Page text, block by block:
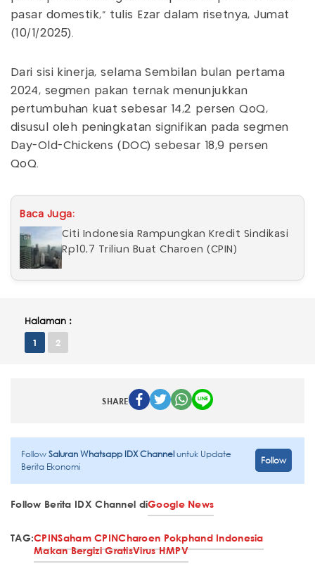
pasar domestik,” tulis Ezar dalam risetnya, Jumat
(10/1/2025).
Dari sisi kinerja, selama Sembilan bulan pertama
2024, segmen pakan ternak menunjukkan
pertumbuhan kuat sebesar 14,2 persen QoQ,
disusul oleh peningkatan signifikan pada segmen
Day-Old-Chickens (DOC) sebesar 18,9 persen
QoQ.
Baca Juga:
Citi Indonesia Rampungkan Kredit Sindikasi
Rp10,7 Triliun Buat Charoen (CPIN)
Halaman :
1 2
SHARE
FollowSaluran Whatsapp IDX Channeluntuk Update
Berita Ekonomi
Follow
Follow Berita IDX Channel diGoogle News
TAG:CPINSaham CPINCharoen Pokphand Indonesia
Makan Bergizi GratisVirus HMPV